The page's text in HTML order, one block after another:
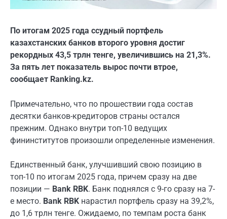
По итогам 2025 года ссудный портфель
казахстанских банков второго уровня достиг
рекордных 43,5 трлн тенге, увеличившись на 21,3%.
За пять лет показатель вырос почти втрое,
сообщает Ranking.kz.
Примечательно, что по прошествии года состав
десятки банков-кредиторов страны остался
прежним. Однако внутри топ-10 ведущих
фининститутов произошли определенные изменения.
Единственный банк, улучшивший свою позицию в
топ-10 по итогам 2025 года, причем сразу на две
позиции — Bank RBK. Банк поднялся с 9-го сразу на 7-
е место. Bank RBK нарастил портфель сразу на 39,2%,
до 1,6 трлн тенге. Ожидаемо, по темпам роста банк